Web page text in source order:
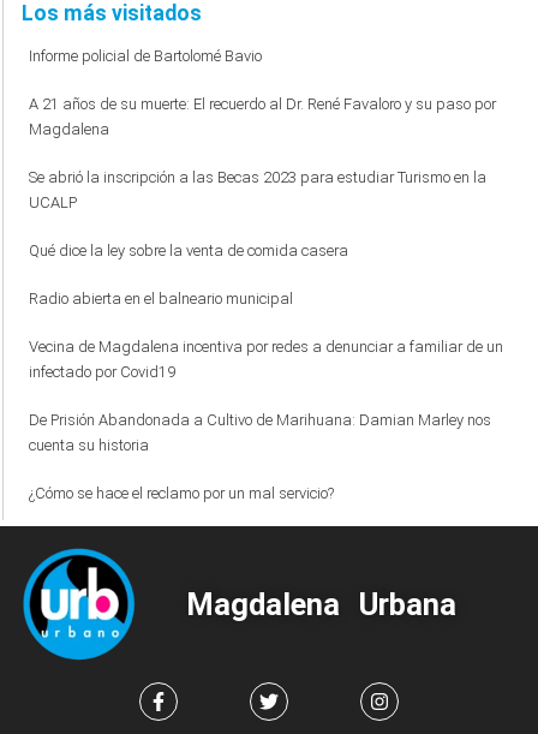
Los más visitados
Informe policial de Bartolomé Bavio
A 21 años de su muerte: El recuerdo al Dr. René Favaloro y su paso por
Magdalena
Se abrió la inscripción a las Becas 2023 para estudiar Turismo en la
UCALP
Qué dice la ley sobre la venta de comida casera
Radio abierta en el balneario municipal
Vecina de Magdalena incentiva por redes a denunciar a familiar de un
infectado por Covid19
De Prisión Abandonada a Cultivo de Marihuana: Damian Marley nos
cuenta su historia
¿Cómo se hace el reclamo por un mal servicio?
Magdalena Urbana